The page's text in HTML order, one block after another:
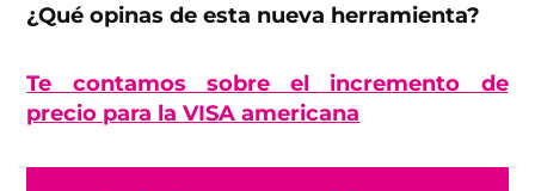
¿Qué opinas de esta nueva herramienta?
Te contamos sobre el incremento de
precio para la VISA americana